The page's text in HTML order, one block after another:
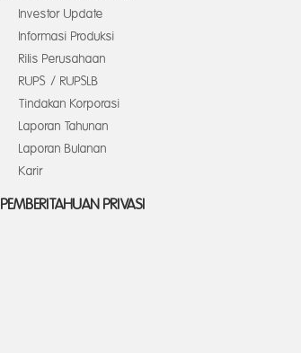
Investor Update
Informasi Produksi
Rilis Perusahaan
RUPS / RUPSLB
Tindakan Korporasi
Laporan Tahunan
Laporan Bulanan
Karir
PEMBERITAHUAN PRIVASI